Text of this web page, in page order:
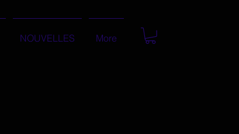
NOUVELLES More